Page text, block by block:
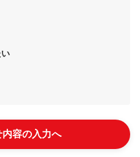
容の入力へ